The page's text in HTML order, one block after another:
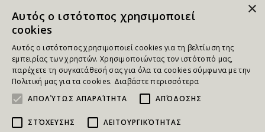
×
Αυτός ο ιστότοπος χρησιμοποιεί
cookies
Αυτός ο ιστότοπος χρησιμοποιεί cookies για τη βελτίωση της
εμπειρίας των χρηστών. Χρησιμοποιώντας τον ιστότοπό μας,
παρέχετε τη συγκατάθεσή σας για όλα τα cookies σύμφωνα με την
Πολιτική μας για τα cookies. Διαβάστε περισσότερα
ΑΠΟΛΎΤΩΣ ΑΠΑΡΑΊΤΗΤΑ
ΑΠΌΔΟΣΗΣ
ΣΤΌΧΕΥΣΗΣ ΛΕΙΤΟΥΡΓΙΚΌΤΗΤΑΣ